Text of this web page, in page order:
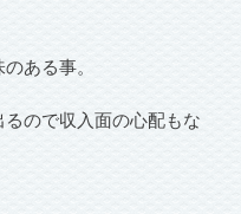
ある事。
ので収入面の心配もな